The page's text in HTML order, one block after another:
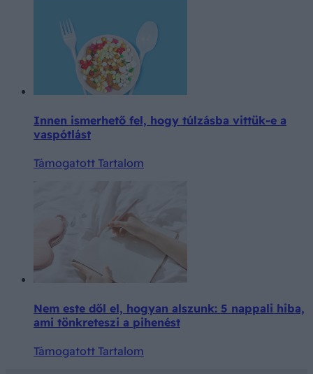
Innen ismerhető fel, hogy túlzásba vittük-e a
vaspótlást
Támogatott Tartalom
Nem este dől el, hogyan alszunk: 5 nappali hiba,
ami tönkreteszi a pihenést
Támogatott Tartalom